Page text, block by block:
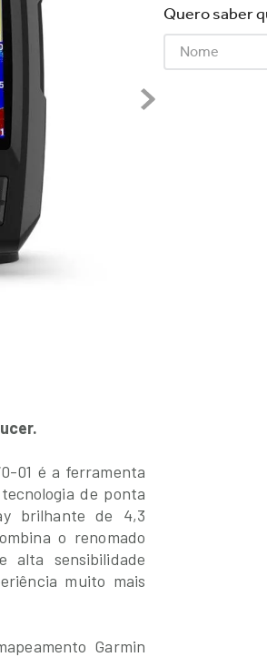
01 é a ferramenta
de ponta
brilhante de 4,3
o renomado
alta sensibilidade
muito mais
Garmin
Quero saber